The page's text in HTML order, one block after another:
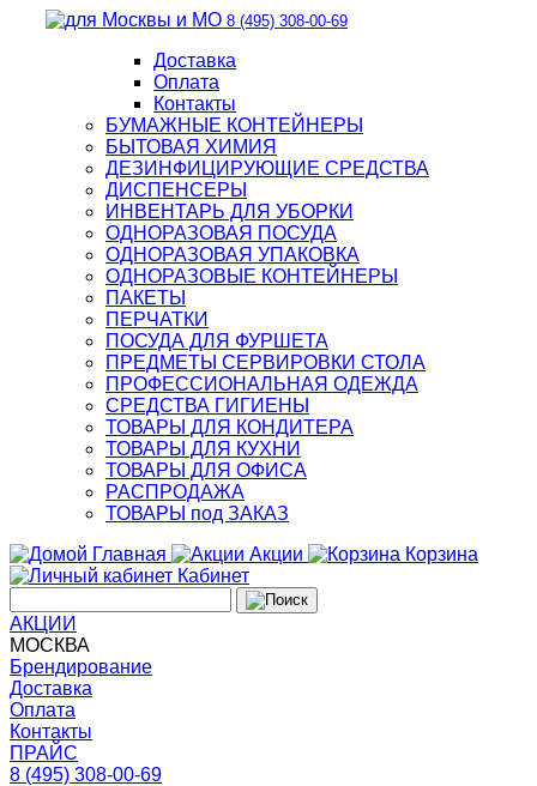
8 (495) 308-00-69
Доставка
Оплата
Контакты
БУМАЖНЫЕ КОНТЕЙНЕРЫ
БЫТОВАЯ ХИМИЯ
ДЕЗИНФИЦИРУЮЩИЕ СРЕДСТВА
ДИСПЕНСЕРЫ
ИНВЕНТАРЬ ДЛЯ УБОРКИ
ОДНОРАЗОВАЯ ПОСУДА
ОДНОРАЗОВАЯ УПАКОВКА
ОДНОРАЗОВЫЕ КОНТЕЙНЕРЫ
ПАКЕТЫ
ПЕРЧАТКИ
ПОСУДА ДЛЯ ФУРШЕТА
ПРЕДМЕТЫ СЕРВИРОВКИ СТОЛА
ПРОФЕССИОНАЛЬНАЯ ОДЕЖДА
СРЕДСТВА ГИГИЕНЫ
ТОВАРЫ ДЛЯ КОНДИТЕРА
ТОВАРЫ ДЛЯ КУХНИ
ТОВАРЫ ДЛЯ ОФИСА
РАСПРОДАЖА
ТОВАРЫ под ЗАКАЗ
Главная
Акции
Корзина
Кабинет
АКЦИИ
МОСКВА
Брендирование
Доставка
Оплата
Контакты
ПРАЙС
8 (495) 308-00-69